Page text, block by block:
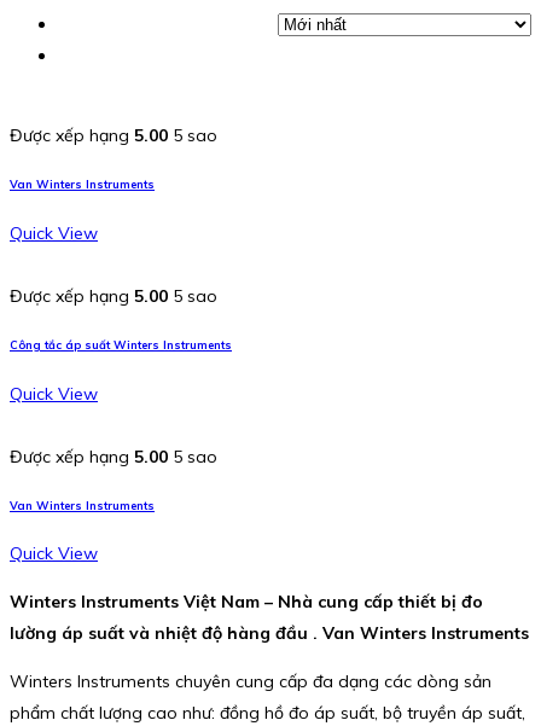
Được xếp hạng 5.00 5 sao
Van Winters Instruments
Quick View
Được xếp hạng 5.00 5 sao
Công tắc áp suất Winters Instruments
Quick View
Được xếp hạng 5.00 5 sao
Van Winters Instruments
Quick View
Winters Instruments Việt Nam – Nhà cung cấp thiết bị đo
lường áp suất và nhiệt độ hàng đầu . Van Winters Instruments
Winters Instruments chuyên cung cấp đa dạng các dòng sản
phẩm chất lượng cao như: đồng hồ đo áp suất, bộ truyền áp suất,